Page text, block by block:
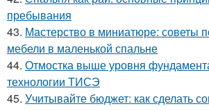
пребывания
43. Мастерство в миниатюре: советы
мебели в маленькой спальне
44. Отмостка выше уровня
технологии ТИСЭ
45. Учитывайте бюджет: как сделать